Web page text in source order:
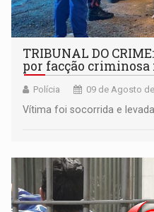
TRIBUNAL DO
por facção criminosa
Polícia 09 de Agosto
Vítima foi socorrida e